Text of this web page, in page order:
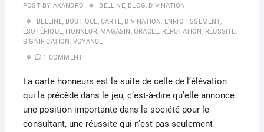
POST BY AXANDRO BELLINE, BLOG, DIVINATION
BELLINE, BOUTIQUE, CARTE, DIVINATION, ENRICHISSEMENT,
ÉSOTÉRIQUE, HONNEUR, MAGASIN , ORACLE, RÉPUTATION , RÉUSSITE,
SIGNIFICATION , VOYANCE
1 COMMENT
La carte honneurs est la suite de celle de l’élévation
qui la précède dans le jeu, c’est-à-dire qu’elle annonce
une position importante dans la société pour le
consultant, une réussite qui n’est pas seulement